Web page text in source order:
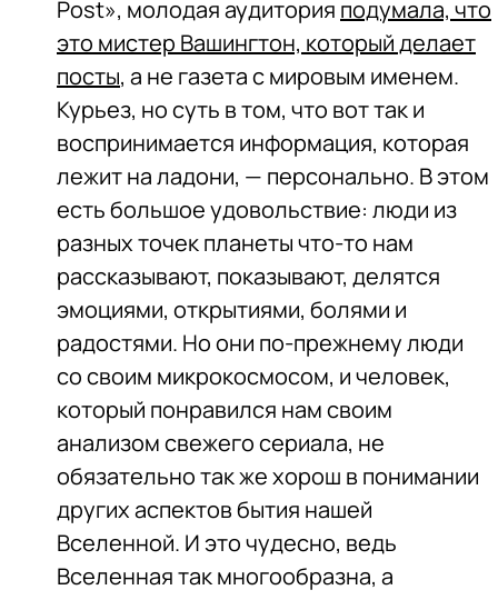
Post», молодая аудитория подумала, что
это мистер Вашингтон, который делает
посты, а не газета с мировым именем.
Курьез, но суть в том, что вот так и
воспринимается информация, которая
лежит на ладони, — персонально. В этом
есть большое удовольствие: люди из
разных точек планеты что-то нам
рассказывают, показывают, делятся
эмоциями, открытиями, болями и
радостями. Но они по-прежнему люди
со своим микрокосмосом, и человек,
который понравился нам своим
анализом свежего сериала, не
обязательно так же хорош в понимании
других аспектов бытия нашей
Вселенной. И это чудесно, ведь
Вселенная так многообразна, а